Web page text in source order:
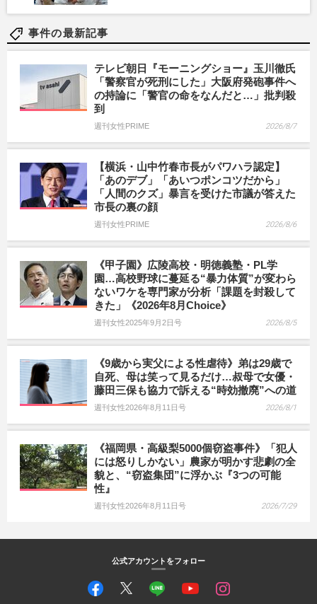
事件の最新記事
テレビ朝日『モーニングショー』玉川徹氏
「警察官が死刑にした」大阪府発砲事件へ
の持論に「警官の命をなんだと…」批判殺
到
週刊女性PRIME 2026/8/7
【横浜・山中竹春市長がパワハラ認定】
「あのデブ」「あいつポンコツだから」
「人間のクズ」暴言を受けた市議が答えた
市長の裏の顔
週刊女性PRIME 2026/8/6
《甲子園》広陵高校・明徳義塾・PL学
園…高校野球に蔓延る“暴力体質”が変わら
ないワケを専門家が分析「課題を封殺して
きた」《2026年8月Choice》
週刊女性2025年9月2日号 2026/8/5
《9歳から実父による性虐待》弟は29歳で
自死、母は笑って見るだけ…叔母で女優・
藤田三保も協力で訴える“時効撤廃”への道
週刊女性2026年8月11日号 2026/8/1
《福岡県・高級梨5000個窃盗事件》「犯人
には怒りしかない」農家が明かす悲劇の全
貌と、“窃盗集団”に浮かぶ『3つの可能
性』
週刊女性2026年8月11日号 2026/7/29
公式アカウントをフォロー